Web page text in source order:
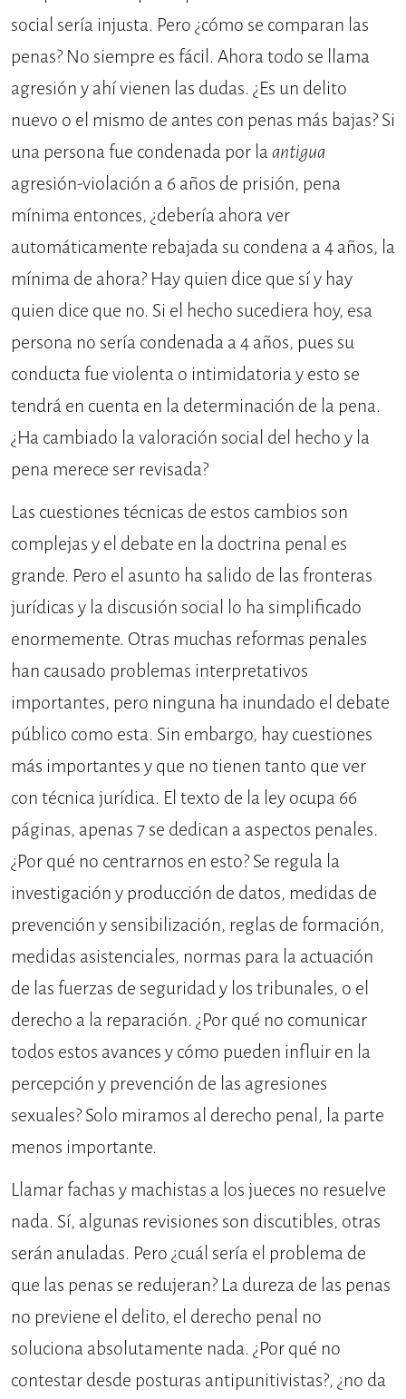
social sería injusta. Pero ¿cómo se comparan las
penas? No siempre es fácil. Ahora todo se llama
agresión y ahí vienen las dudas. ¿Es un delito
nuevo o el mismo de antes con penas más bajas? Si
una persona fue condenada por laantigua
agresión-violación a 6 años de prisión, pena
mínima entonces, ¿debería ahora ver
automáticamente rebajada su condena a 4 años, la
mínima de ahora? Hay quien dice que sí y hay
quien dice que no. Si el hecho sucediera hoy, esa
persona no sería condenada a 4 años, pues su
conducta fue violenta o intimidatoria y esto se
tendrá en cuenta en la determinación de la pena.
¿Ha cambiado la valoración social del hecho y la
pena merece ser revisada?
Las cuestiones técnicas de estos cambios son
complejas y el debate en la doctrina penal es
grande. Pero el asunto ha salido de las fronteras
jurídicas y la discusión social lo ha simplificado
enormemente. Otras muchas reformas penales
han causado problemas interpretativos
importantes, pero ninguna ha inundado el debate
público como esta. Sin embargo, hay cuestiones
más importantes y que no tienen tanto que ver
con técnica jurídica. El texto de la ley ocupa 66
páginas, apenas 7 se dedican a aspectos penales.
¿Por qué no centrarnos en esto? Se regula la
investigación y producción de datos, medidas de
prevención y sensibilización, reglas de formación,
medidas asistenciales, normas para la actuación
de las fuerzas de seguridad y los tribunales, o el
derecho a la reparación. ¿Por qué no comunicar
todos estos avances y cómo pueden influir en la
percepción y prevención de las agresiones
sexuales? Solo miramos al derecho penal, la parte
menos importante.
Llamar fachas y machistas a los jueces no resuelve
nada. Sí, algunas revisiones son discutibles, otras
serán anuladas. Pero ¿cuál sería el problema de
que las penas se redujeran? La dureza de las penas
no previene el delito, el derecho penal no
soluciona absolutamente nada. ¿Por qué no
contestar desde posturas antipunitivistas?, ¿no da